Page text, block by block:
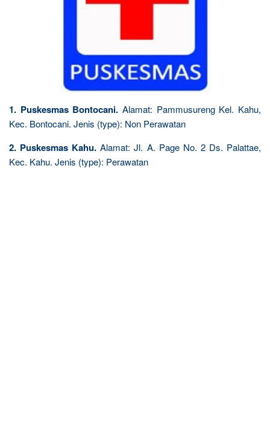
1. Puskesmas Bontocani. Alamat: Pammusureng Kel. Kahu,
Kec. Bontocani. Jenis (type): Non Perawatan
2. Puskesmas Kahu. Alamat: Jl. A. Page No. 2 Ds. Palattae,
Kec. Kahu. Jenis (type): Perawatan